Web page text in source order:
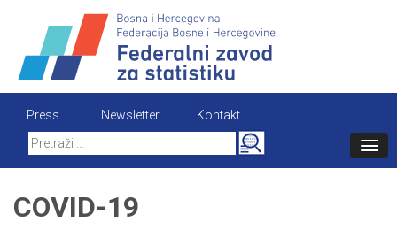
content
Press Newsletter
Kontakt
Search
for:
COVID-19